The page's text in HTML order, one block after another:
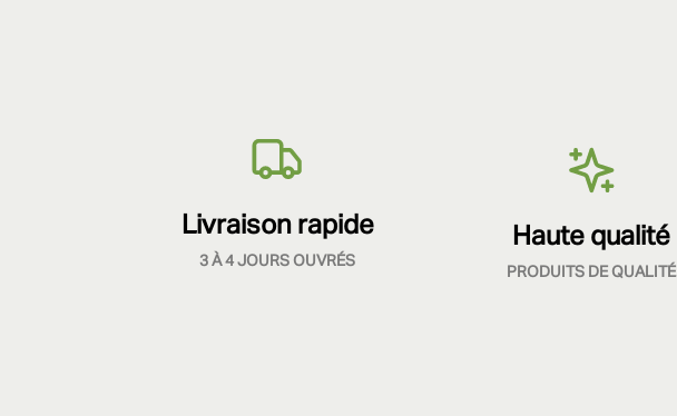
Livraison rapide
3 À 4 JOURS OUVRÉS
Haute qualité
PRODUITS DE QUALITÉ